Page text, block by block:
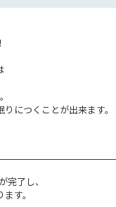
につくことが出来ます。
完了し、
す。